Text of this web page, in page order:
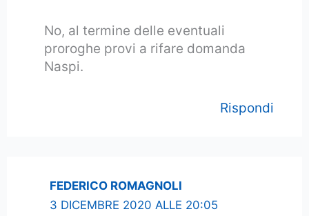
No, al termine delle eventuali
proroghe provi a rifare domanda
Naspi.
Rispondi
FEDERICO ROMAGNOLI
3 DICEMBRE 2020 ALLE 20:05